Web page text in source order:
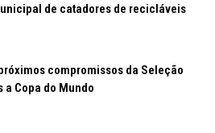
de catadores de recicláveis
compromissos da Seleção
a Copa do Mundo